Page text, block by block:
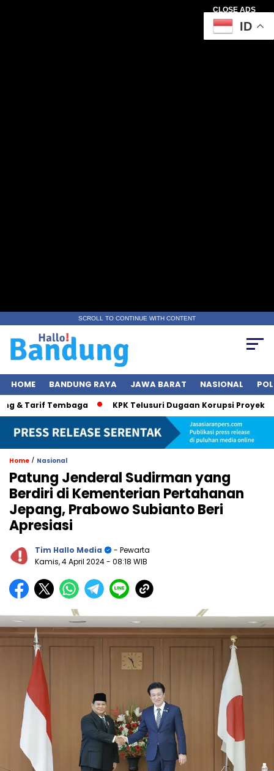
CLOSE ADS
SCROLL TO CONTINUE WITH CONTENT
HOME BANDUNG RAYA JAWA BARAT NASIONAL
Tarif Tembaga KPK Telusuri Dugaan Korupsi Proyek
Home / Nasional
Patung Jenderal Sudirman yang
Berdiri di Kementerian Pertahanan
Jepang, Prabowo Subianto Beri
Apresiasi
Tim Hallo Media
- Pewarta
Kamis, 4 April 2024- 08:18 WIB
ID